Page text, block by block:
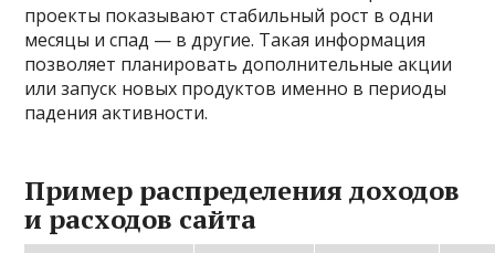
проекты показывают стабильный рост в одни
месяцы и спад — в другие. Такая информация
позволяет планировать дополнительные акции
или запуск новых продуктов именно в периоды
падения активности.
Пример распределения доходов
и расходов сайта